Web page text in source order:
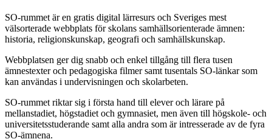
SO-rummet är en gratis digital lärresurs och Sveriges mest
välsorterade webbplats för skolans samhällsorienterade ämnen:
historia, religionskunskap, geografi och samhällskunskap.
Webbplatsen ger dig snabb och enkel tillgång till flera tusen
ämnestexter och pedagogiska filmer samt tusentals SO-länkar som
kan användas i undervisningen och skolarbeten.
SO-rummet riktar sig i första hand till elever och lärare på
mellanstadiet, högstadiet och gymnasiet, men även till högskole- och
universitetsstuderande samt alla andra som är intresserade av de fyra
SO-ämnena.